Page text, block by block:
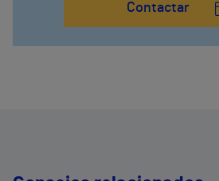
Contactar